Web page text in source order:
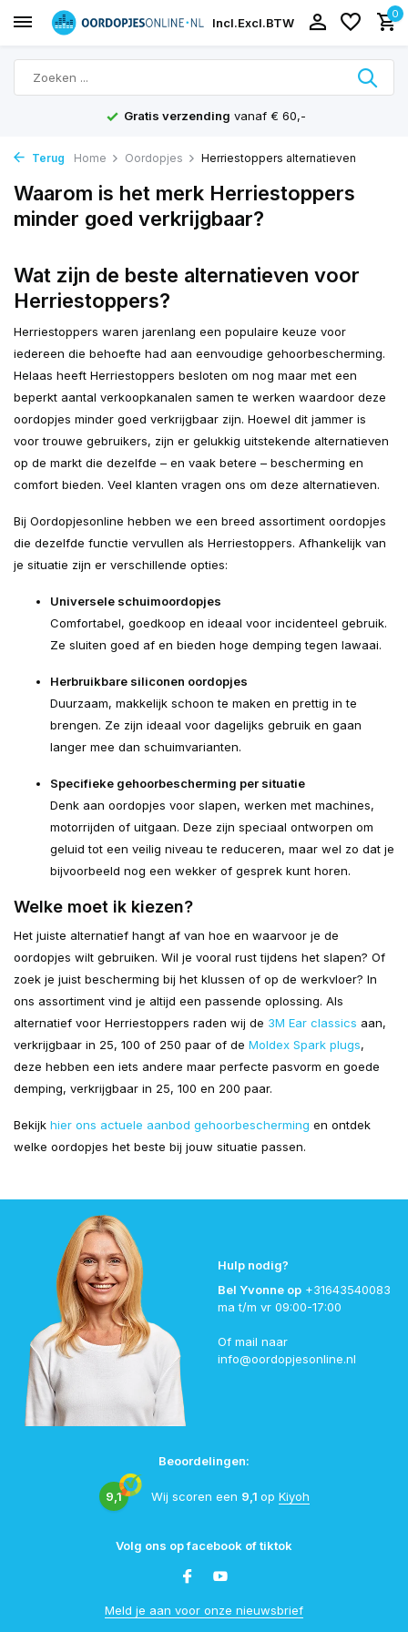
Incl.Excl.BTW
0
Gratis verzending vanaf € 60,-
Terug Home Oordopjes Herriestoppers alternatieven
Waarom is het merk Herriestoppers
minder goed verkrijgbaar?
Wat zijn de beste alternatieven voor
Herriestoppers?
Herriestoppers waren jarenlang een populaire keuze voor
iedereen die behoefte had aan eenvoudige gehoorbescherming.
Helaas heeft Herriestoppers besloten om nog maar met een
beperkt aantal verkoopkanalen samen te werken waardoor deze
oordopjes minder goed verkrijgbaar zijn. Hoewel dit jammer is
voor trouwe gebruikers, zijn er gelukkig uitstekende alternatieven
op de markt die dezelfde – en vaak betere – bescherming en
comfort bieden. Veel klanten vragen ons om deze alternatieven.
Bij Oordopjesonline hebben we een breed assortiment oordopjes
die dezelfde functie vervullen als Herriestoppers. Afhankelijk van
je situatie zijn er verschillende opties:
Universele schuimoordopjes
Comfortabel, goedkoop en ideaal voor incidenteel gebruik.
Ze sluiten goed af en bieden hoge demping tegen lawaai.
Herbruikbare siliconen oordopjes
Duurzaam, makkelijk schoon te maken en prettig in te
brengen. Ze zijn ideaal voor dagelijks gebruik en gaan
langer mee dan schuimvarianten.
Specifieke gehoorbescherming per situatie
Denk aan oordopjes voor slapen, werken met machines,
motorrijden of uitgaan. Deze zijn speciaal ontworpen om
geluid tot een veilig niveau te reduceren, maar wel zo dat je
bijvoorbeeld nog een wekker of gesprek kunt horen.
Welke moet ik kiezen?
Het juiste alternatief hangt af van hoe en waarvoor je de
oordopjes wilt gebruiken. Wil je vooral rust tijdens het slapen? Of
zoek je juist bescherming bij het klussen of op de werkvloer? In
ons assortiment vind je altijd een passende oplossing. Als
alternatief voor Herriestoppers raden wij de 3M Ear classics aan,
verkrijgbaar in 25, 100 of 250 paar of de Moldex Spark plugs,
deze hebben een iets andere maar perfecte pasvorm en goede
demping, verkrijgbaar in 25, 100 en 200 paar.
Bekijk hier ons actuele aanbod gehoorbescherming en ontdek
welke oordopjes het beste bij jouw situatie passen.
Hulp nodig?
Bel Yvonne op +31643540083
ma t/m vr 09:00-17:00
Of mail naar
info@oordopjesonline.nl
Beoordelingen:
9,1 Wij scoren een 9,1 op Kiyoh
Volg ons op facebook of tiktok
Meld je aan voor onze nieuwsbrief